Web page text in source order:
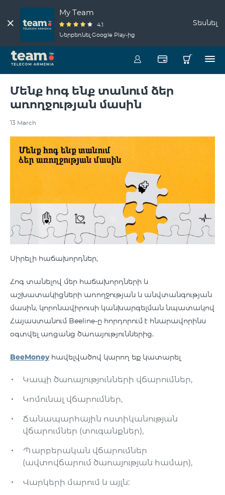
My Team
4.1
Ներբեռնել Google Play-ից
Տեսնել
Մենք հոգ ենք տանում ձեր
առողջության մասին
13 March
Սիրելի հաճախորդներ,
Հոգ տանելով մեր հաճախորդների և
աշխատակիցների առողջության և անվտանգության
մասին, կորոնավիրուսի կանխարգելման նպատակով
Հայաստանում Beeline-ը հորդորում է հնարավորինս
օգտվել առցանց ծառայություններից.
BeeMoneyհավելվածով կարող եք կատարել
Կապի ծառայությունների վճարումներ,
Կոմունալ վճարումներ,
Ճանապարհային ոստիկանության
վճարումներ (տուգանքներ),
Պարբերական վճարումներ
(ավտովճարում ծառայության համար),
Վարկերի մարում և այլն: